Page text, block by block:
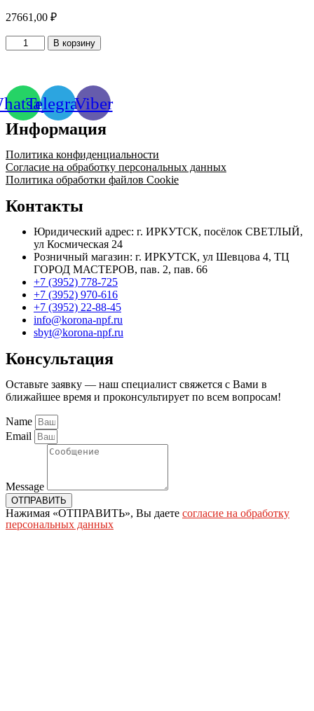
27661,00 ₽
Количество
товара
АИР112M2
комби
VEMPER
В корзину
TelegramViber
Информация
Политика конфиденциальности
Согласие на обработку персональных данных
Политика обработки файлов Cookie
Контакты
Юридический адрес: г. ИРКУТСК, посёлок СВЕТЛЫЙ,
ул Космическая 24
Розничный магазин: г. ИРКУТСК, ул Шевцова 4, ТЦ
ГОРОД МАСТЕРОВ, пав. 2, пав. 66
+7 (3952) 778-725
+7 (3952) 970-616
+7 (3952) 22-88-45
info@korona-npf.ru
sbyt@korona-npf.ru
Консультация
Оставьте заявку — наш специалист свяжется с Вами в
ближайшее время и проконсультирует по всем вопросам!
Name
Email
Message
ОТПРАВИТЬ
Нажимая «ОТПРАВИТЬ», Вы даете согласие на обработку
персональных данных